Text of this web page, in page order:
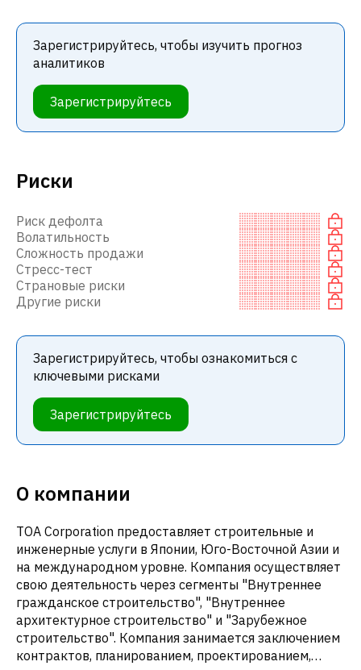
Риски
Риск дефолта
Волатильность
Сложность продажи
Стресс-тест
Страновые риски
Другие риски
Зарегистрируйтесь, чтобы ознакомиться с
ключевыми рисками
Зарегистрируйтесь
О компании
TOA Corporation предоставляет строительные и
инженерные услуги в Японии, Юго-Восточной Азии и
на международном уровне. Компания осуществляет
свою деятельность через сегменты "Внутреннее
гражданское строительство", "Внутреннее
архитектурное строительство" и "Зарубежное
строительство". Компания занимается заключением
контрактов, планированием, проектированием,
Зарегистрируйтесь, чтобы изучить прогноз
аналитиков
Зарегистрируйтесь